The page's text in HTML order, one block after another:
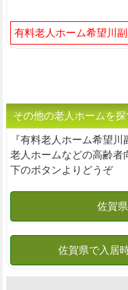
有料老人ホーム希望川
その他の老人ホームを探
『有料老人ホーム希望
老人ホームなどの高齢者
下のボタンよりどうぞ